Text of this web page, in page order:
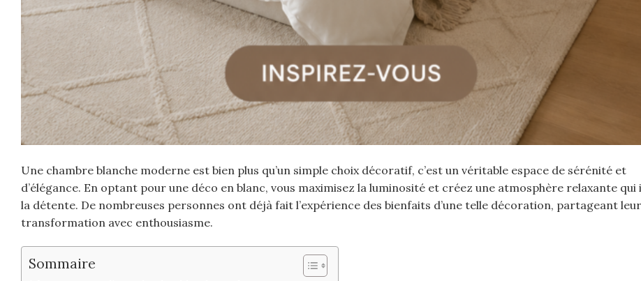
Une chambre blanche moderne est bien plus qu’un simple choix décoratif, c’est un véritable espace de sérénité et
d’élégance. En optant pour une déco en blanc, vous maximisez la luminosité et créez une atmosphère relaxante qui
la détente. De nombreuses personnes ont déjà fait l’expérience des bienfaits d’une telle décoration, partageant leur
transformation avec enthousiasme.
Sommaire